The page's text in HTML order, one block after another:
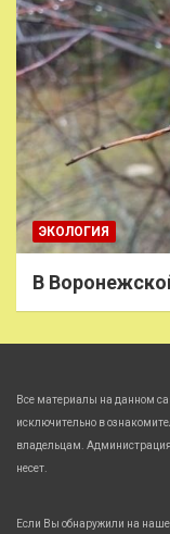
ЭКОЛОГИЯ
В
Все материалы на данном
исключительно в
владельцам. Администрация
несет.
Если Вы обнаружили на